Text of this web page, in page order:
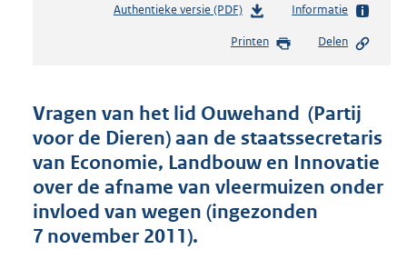
Authentieke versie (PDF)b
s
d
s
g
r
o
Informatie
Printen Delen
Vragen van het lid Ouwehand (Partij
voor de Dieren) aan de staatssecretaris
van Economie, Landbouw en Innovatie
over de afname van vleermuizen onder
invloed van wegen (ingezonden
7 november 2011).